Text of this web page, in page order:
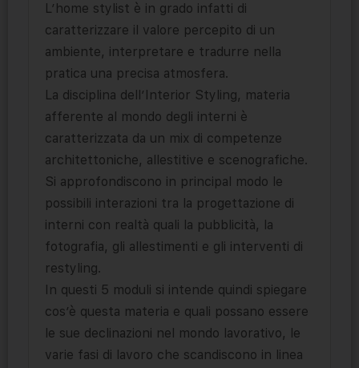
L’home stylist è in grado infatti di
caratterizzare il valore percepito di un
ambiente, interpretare e tradurre nella
pratica una precisa atmosfera.
La disciplina dell’Interior Styling, materia
afferente al mondo degli interni è
caratterizzata da un mix di competenze
architettoniche, allestitive e scenografiche.
Si approfondiscono in principal modo le
possibili interazioni tra la progettazione di
interni con realtà quali la pubblicità, la
fotografia, gli allestimenti e gli interventi di
restyling.
In questi 5 moduli si intende quindi spiegare
cos’è questa materia e quali possano essere
le sue declinazioni nel mondo lavorativo, le
varie fasi di lavoro che scandiscono in linea